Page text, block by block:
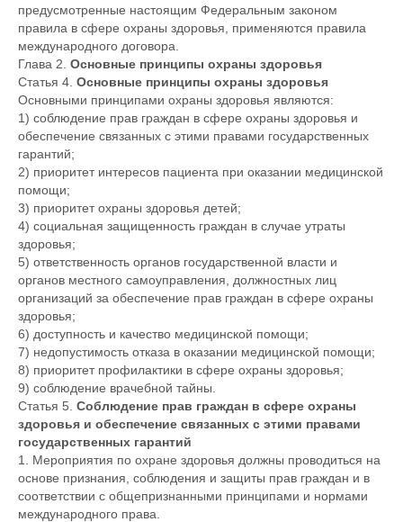
предусмотренные настоящим Федеральным законом
правила в сфере охраны здоровья, применяются правила
международного договора.
Глава 2. Основные принципы охраны здоровья
Статья 4. Основные принципы охраны здоровья
Основными принципами охраны здоровья являются:
1) соблюдение прав граждан в сфере охраны здоровья и
обеспечение связанных с этими правами государственных
гарантий;
2) приоритет интересов пациента при оказании медицинской
помощи;
3) приоритет охраны здоровья детей;
4) социальная защищенность граждан в случае утраты
здоровья;
5) ответственность органов государственной власти и
органов местного самоуправления, должностных лиц
организаций за обеспечение прав граждан в сфере охраны
здоровья;
6) доступность и качество медицинской помощи;
7) недопустимость отказа в оказании медицинской помощи;
8) приоритет профилактики в сфере охраны здоровья;
9) соблюдение врачебной тайны.
Статья 5. Соблюдение прав граждан в сфере охраны
здоровья и обеспечение связанных с этими правами
государственных гарантий
1. Мероприятия по охране здоровья должны проводиться на
основе признания, соблюдения и защиты прав граждан и в
соответствии с общепризнанными принципами и нормами
международного права.